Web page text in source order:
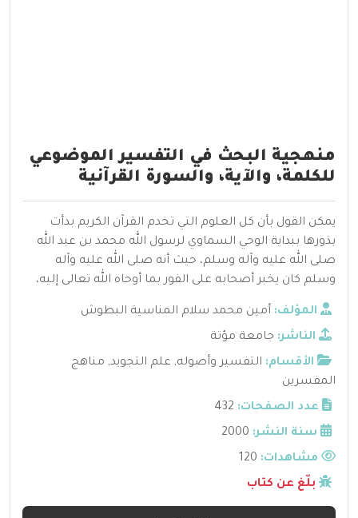
منهجية البحث في التفسير الموضوعي
للكلمة، والآية، والسورة القرآنية
يمكن القول بأن كل العلوم التي تخدم القرآن الكريم بدأت
بذورها ببداية الوحي السماوي لرسول الله محمد بن عبد الله
صلى الله عليه وآله وسلم، حيث أنه صلى الله عليه وآله
وسلم كان يخبر أصحابه على الفور بما أوحاه الله تعالى إليه،
المؤلف: أمين محمد سلام المناسية البطوش
الناشر: جامعة مؤتة
الأقسام: التفسير وأصوله, علم التجويد, مناهج
المفسرين
عدد الصفحات: 432
سنة النشر: 2000
مشاهدات:
بلّغ عن كتاب